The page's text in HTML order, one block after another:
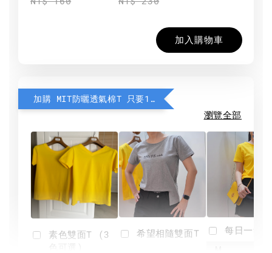
加入購物車
加購 MIT防曬透氣棉T 只要190元
瀏覽全部
素色雙面T (3
希望相隨雙面T 每日一笑